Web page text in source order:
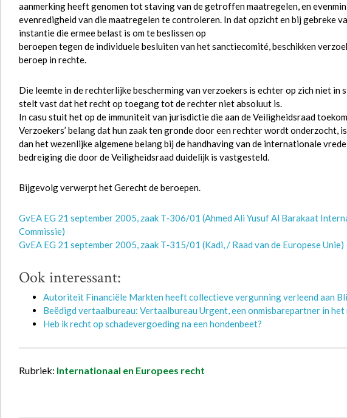
aanmerking heeft genomen tot staving van de getroffen maatregelen, en
evenredigheid van die maatregelen te controleren. In dat opzicht en bij gebreke
instantie die ermee belast is om te beslissen op
beroepen tegen de individuele besluiten van het sanctiecomité, beschikken
beroep in rechte.
Die leemte in de rechterlijke bescherming van verzoekers is echter op zich niet in
stelt vast dat het recht op toegang tot de rechter niet absoluut is.
In casu stuit het op de immuniteit van jurisdictie die aan de Veiligheidsraad
Verzoekers’ belang dat hun zaak ten gronde door een rechter wordt
dan het wezenlijke algemene belang bij de handhaving van de internationale
bedreiging die door de Veiligheidsraad duidelijk is vastgesteld.
Bijgevolg verwerpt het Gerecht de beroepen.
GvEA EG 21 september 2005, zaak T‑306/01 (Ahmed Ali Yusuf Al Barakaat
Commissie)
GvEA EG 21 september 2005, zaak T‑315/01 (Kadi, / Raad van de Europese Unie)
Ook interessant:
Autoriteit Financiële Markten heeft collectieve vergunning verleend aan
Beëdigd vertaalbureau: Vertaalbureau Urgent, een onmisbarepartner in
Heb ik recht op schadevergoeding na een hondenbeet?
Rubriek: Internationaal en Europees recht